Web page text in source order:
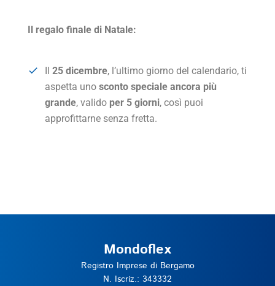
Il regalo finale di Natale:
Il 25 dicembre, l’ultimo giorno del calendario, ti
aspetta uno sconto speciale ancora più
grande, valido per 5 giorni, così puoi
approfittarne senza fretta.
Mondoflex
Registro Imprese di Bergamo
N. Iscriz.: 343332